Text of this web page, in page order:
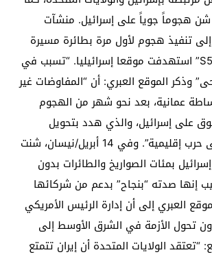
شن هجوماً جوياً على إسرائيل. منشآت
إلى تنفيذ هجوم لأول مرة بطائرة مسيرة
مسلحة بصواريخ “S5” استهدفت موقعا إسرائيليا. “تسبب في
وذكر الموقع العبري: أن “المفاوضات غير
عمانية، بعد نحو شهر من الهجوم
على إسرائيل، والذي هدد بتحويل
الشرق الأوسط إلى حرب إقليمية”. وفي 14 أبريل/نيسان، شنت
بمئات الصواريخ والطائرات بدون
إنها صدته “بنجاح” بدعم من شركائها
العبري إلى أن إدارة الرئيس الأمريكي
تحول الأزمة في الشرق الأوسط إلى
“تعتقد الولايات المتحدة أن إيران تتمتع